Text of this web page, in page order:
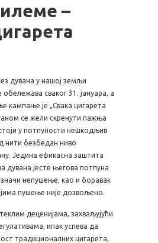
–
дувана у нашој земљи
сваког 31. јануара, а
кампање је „Свака цигарета
се жели скренути пажња
у потпуности нешкодљив
нити безбедан ниво
Једина ефикасна заштита
дувана јесте његова потпуна
непушење, као и боравак
пушење није дозвољено.
деценијама, захваљујући
ипак успева да
традиционалних цигарета,